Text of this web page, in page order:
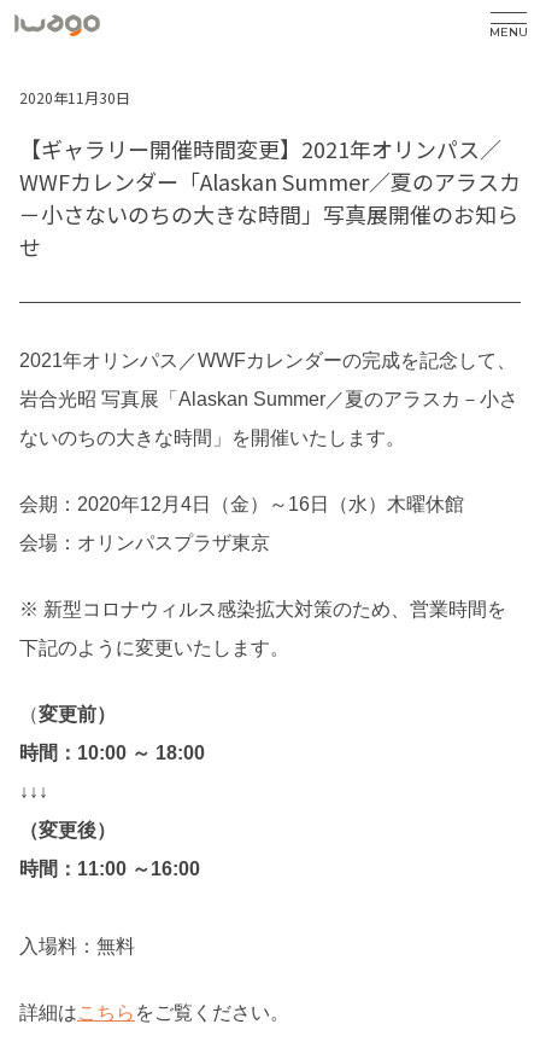
MENU
2020年11月30日
【ギャラリー開催時間変更】2021年オリンパス／
WWFカレンダー「Alaskan Summer／夏のアラスカ
－小さないのちの大きな時間」写真展開催のお知ら
せ
2021年オリンパス／WWFカレンダーの完成を記念して、
岩合光昭 写真展「Alaskan Summer／夏のアラスカ－小さ
ないのちの大きな時間」を開催いたします。
会期：2020年12月4日（金）～16日（水）木曜休館
会場： オリンパスプラザ東京
※ 新型コロナウィルス感染拡大対策のため、営業時間を
下記のように変更いたします。
（変更前）
時間：10:00 ～ 18:00
↓↓↓
（変更後）
時間：11:00 ～16:00
入場料：無料
詳細はこちら をご覧ください。